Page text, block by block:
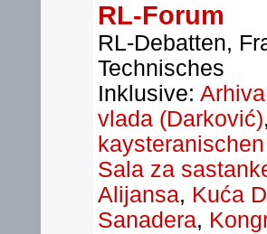
RL-Forum
RL-Debatten,
Technisches
Inklusive: Arhiva
vlada (Darković),
Sala za
Alijansa, Kuća
Sanadera,